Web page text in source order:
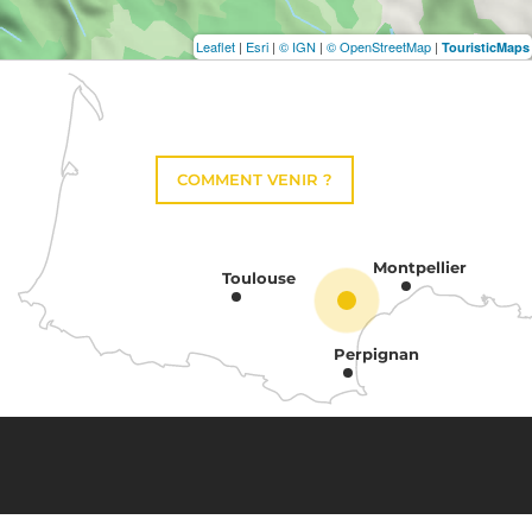
Leaflet | Esri | © IGN | © OpenStreetMap | TouristicMaps
COMMENT VENIR ?
Toulouse
Montpellier
Perpignan